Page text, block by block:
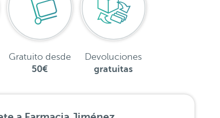
Gratuito desde
50€
Devoluciones
gratuitas